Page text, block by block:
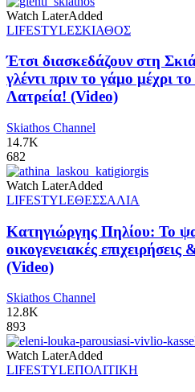
Watch LaterAdded
LIFESTYLEΣΚΙΑΘΟΣ
Έτσι διασκεδάζουν στη
γλέντι πριν το γάμο μέχρι
Λατρεία! (Video)
Skiathos Channel
14.7K
682
Watch LaterAdded
LIFESTYLEΘΕΣΣΑΛΙΑ
Κατηγιώργης Πηλίου: Το
οικογενειακές επιχειρήσεις
(Video)
Skiathos Channel
12.8K
893
Watch LaterAdded
LIFESTYLEΠΟΛΙΤΙΚΗ